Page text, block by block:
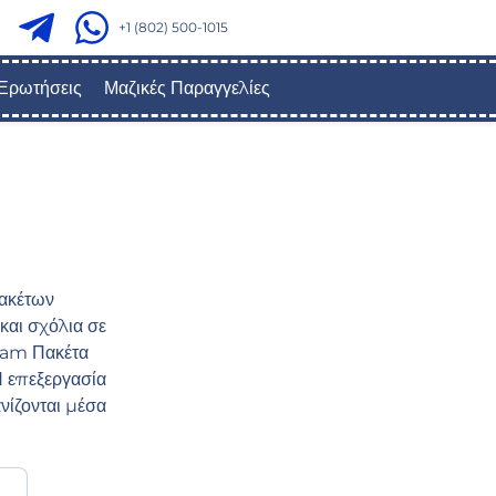
+1 (802) 500-1015
Μαζικές Παραγγελίες
σχόλια σε
Πακέτα
μέσα